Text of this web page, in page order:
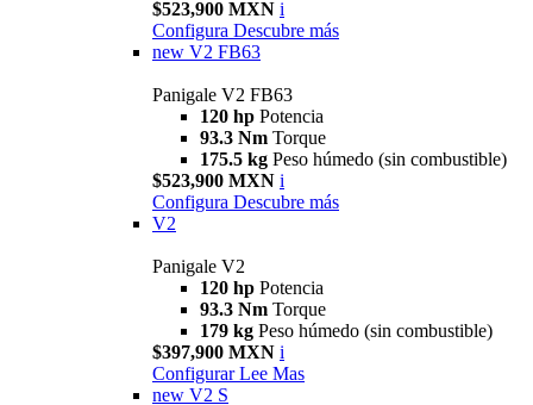
$523,900 MXN i
Configura Descubre más
new V2 FB63
Panigale V2 FB63
120 hp Potencia
93.3 Nm Torque
175.5 kg Peso húmedo (sin combustible)
$523,900 MXN i
Configura Descubre más
V2
Panigale V2
120 hp Potencia
93.3 Nm Torque
179 kg Peso húmedo (sin combustible)
$397,900 MXN i
Configurar Lee Mas
new V2 S